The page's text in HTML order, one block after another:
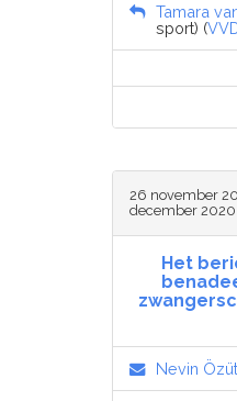
Tamara
sport) (
26 november
december 2020
Het
Nevin